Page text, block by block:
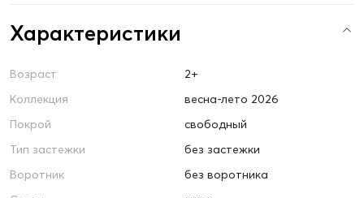
Характеристики
Возраст
2+
Коллекция
весна-лето 2026
Покрой
свободный
Тип застежки
без застежки
Воротник
без воротника